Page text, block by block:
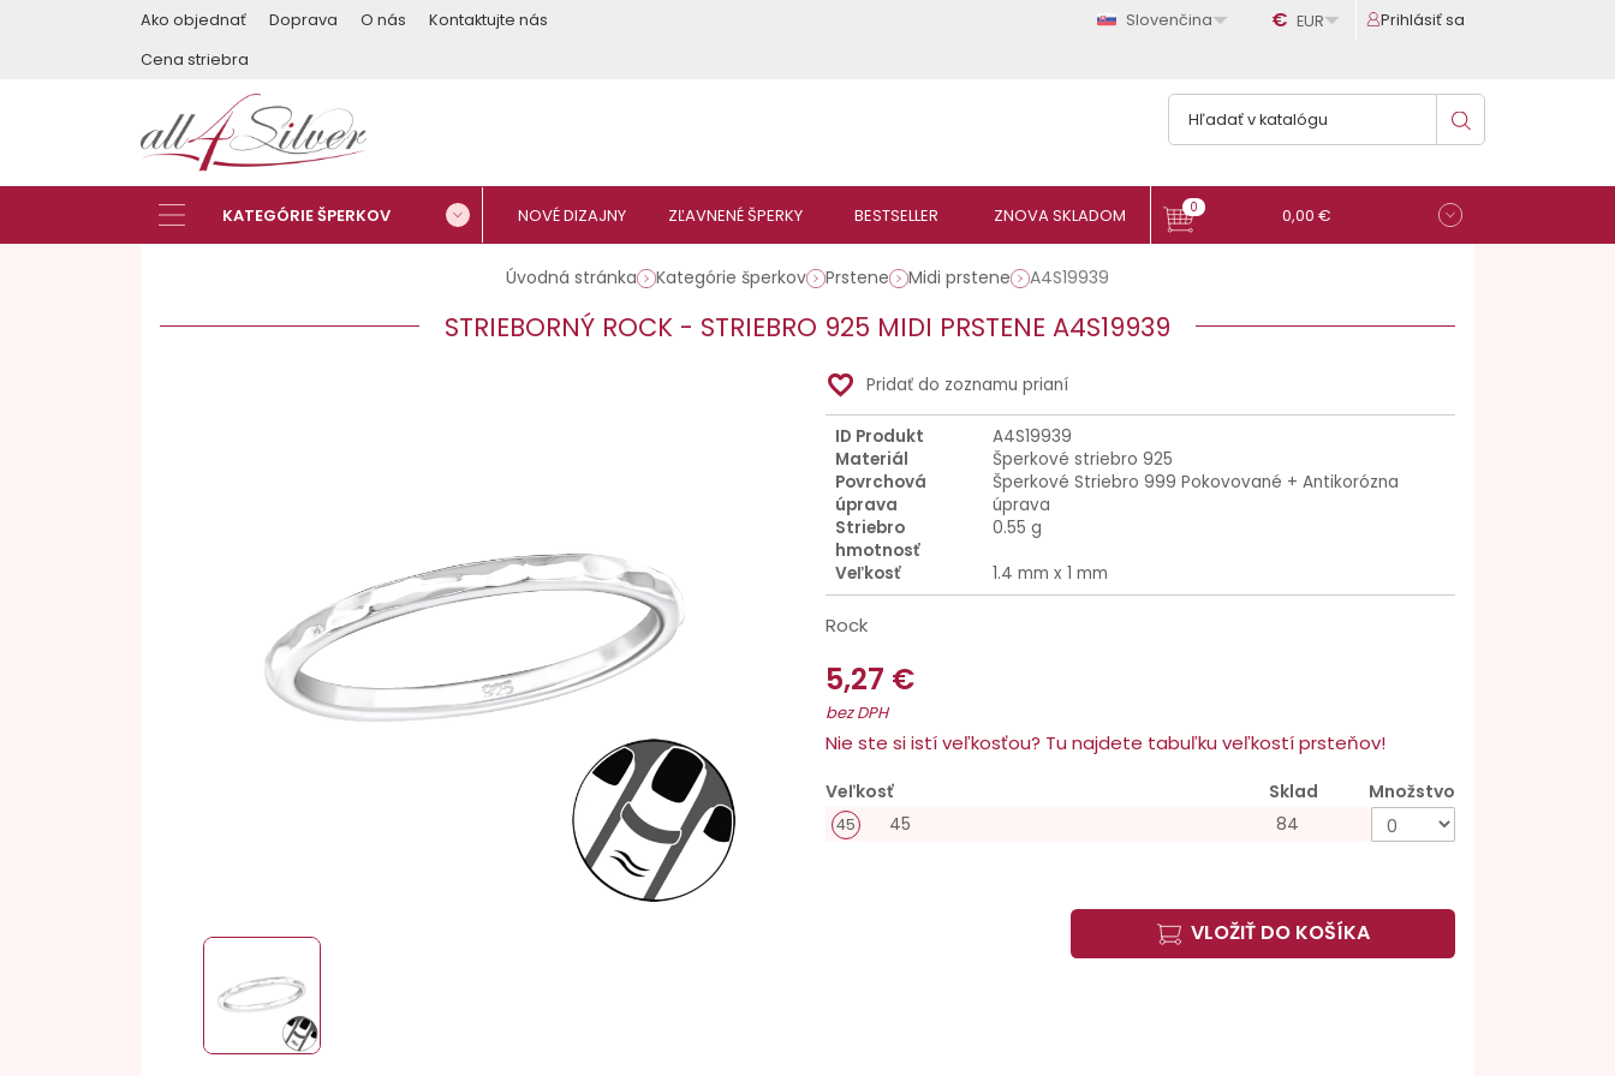
Ako objednať Doprava O nás
Kontaktujte nás
Cena striebra
Slovenčina € EUR Prihlásiť sa
0 0,00 €
Úvodná stránka Kategórie šperkov Prstene Midi prstene A4S19939
STRIEBORNÝ ROCK - STRIEBRO 925 MIDI PRSTENE A4S19939
favorite_border Pridať do zoznamu prianí
ID Produkt
A4S19939
Materiál
Šperkové striebro 925
Povrchová
úprava
Šperkové Striebro 999 Pokovované + Antikorózna
úprava
Striebro
hmotnosť
0.55 g
Veľkosť
1.4 mm x 1 mm
Rock
5,27 €
bez DPH
Nie ste si istí veľkosťou? Tu najdete tabuľku veľkostí prsteňov!
Veľkosť Sklad Množstvo
45 45 84
VLOŽIŤ DO KOŠÍKA